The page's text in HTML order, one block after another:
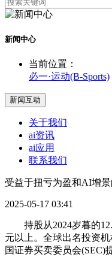
新闻中心
当前位置：
必一·运动(B-Sports)
新闻互动
关于我们
ai资讯
ai应用
联系我们
受益于扭亏为盈和AI增
2025-05-17 03:41
持股从2024岁暮的
元以上。全球出名投资机
国证券买卖委员会(SEC)